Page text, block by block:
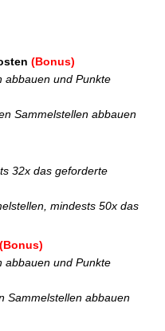
(Bonus)
abbauen und Punkte
Sammelstellen abbauen
32x das geforderte
mindests 50x das
(Bonus)
abbauen und Punkte
Sammelstellen abbauen